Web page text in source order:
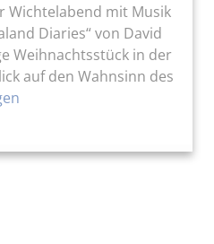
Wichtelabend mit Musik
Diaries“ von David
Weihnachtsstück in der
auf den Wahnsinn des